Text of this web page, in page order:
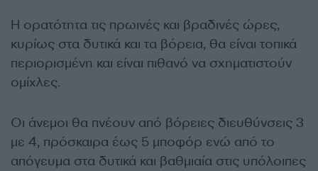
Η ορατότητα τις πρωινές και βραδινές ώρες,
κυρίως στα δυτικά και τα βόρεια, θα είναι τοπικά
περιορισμένη και είναι πιθανό να σχηματιστούν
ομίχλες.
Οι άνεμοι θα πνέουν από βόρειες διευθύνσεις 3
με 4, πρόσκαιρα έως 5 μποφόρ ενώ από το
απόγευμα στα δυτικά και βαθμιαία στις υπόλοιπες